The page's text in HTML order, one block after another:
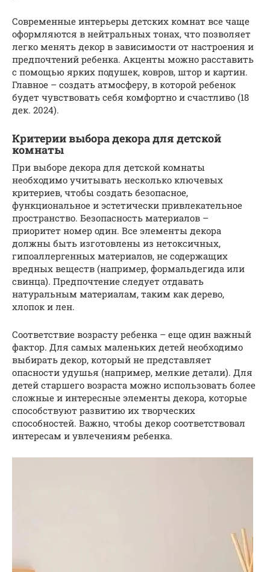
Современные интерьеры детских комнат все чаще
оформляются в нейтральных тонах, что позволяет
легко менять декор в зависимости от настроения и
предпочтений ребенка. Акценты можно расставить
с помощью ярких подушек, ковров, штор и картин.
Главное – создать атмосферу, в которой ребенок
будет чувствовать себя комфортно и счастливо (18
дек. 2024).
Критерии выбора декора для детской
комнаты
При выборе декора для детской комнаты
необходимо учитывать несколько ключевых
критериев, чтобы создать безопасное,
функциональное и эстетически привлекательное
пространство. Безопасность материалов –
приоритет номер один. Все элементы декора
должны быть изготовлены из нетоксичных,
гипоаллергенных материалов, не содержащих
вредных веществ (например, формальдегида или
свинца). Предпочтение следует отдавать
натуральным материалам, таким как дерево,
хлопок и лен.
Соответствие возрасту ребенка – еще один важный
фактор. Для самых маленьких детей необходимо
выбирать декор, который не представляет
опасности удушья (например, мелкие детали). Для
детей старшего возраста можно использовать более
сложные и интересные элементы декора, которые
способствуют развитию их творческих
способностей. Важно, чтобы декор соответствовал
интересам и увлечениям ребенка.